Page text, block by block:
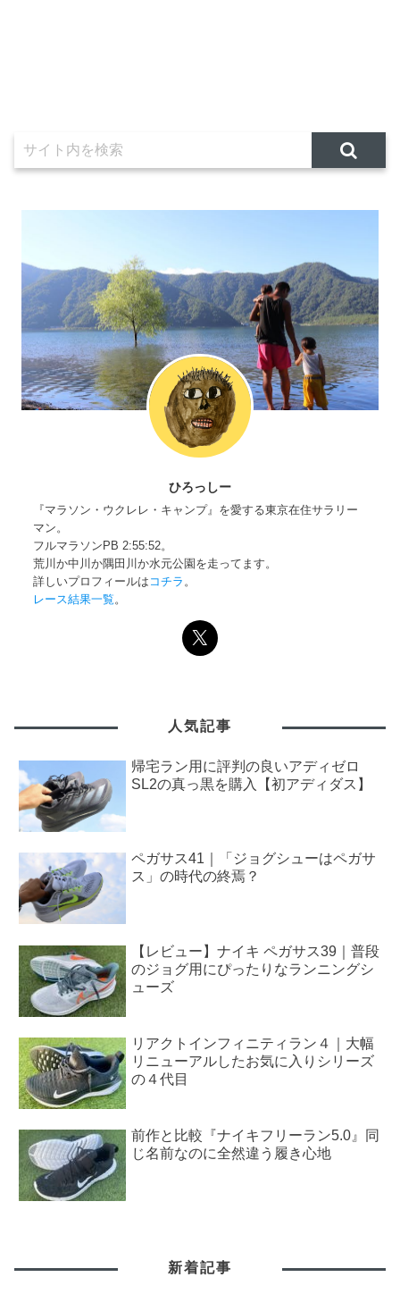
ひろっしー
『マラソン・ウクレレ・キャンプ』を愛する東京在住サラリー
マン。
フルマラソンPB 2:55:52。
荒川か中川か隅田川か水元公園を走ってます。
詳しいプロフィールは コチラ 。
レース結果一覧 。
人気記事
帰宅ラン用に評判の良いアディゼロ
SL2の真っ黒を購入【初アディダス】
ペガサス41｜「ジョグシューはペガサ
ス」の時代の終焉？
【レビュー】ナイキ ペガサス39｜普段
のジョグ用にぴったりなランニングシ
ューズ
リアクトインフィニティラン４｜大幅
リニューアルしたお気に入りシリーズ
の４代目
前作と比較『ナイキフリーラン5.0』同
じ名前なのに全然違う履き心地
新着記事